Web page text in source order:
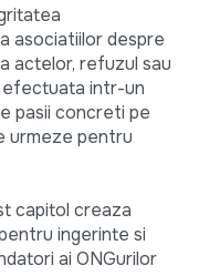
asociatiilor despre
actelor, refuzul sau
efectuata intr-un
pasii concreti pe
urmeze pentru
capitol creaza
ingerinte si
ai ONGurilor